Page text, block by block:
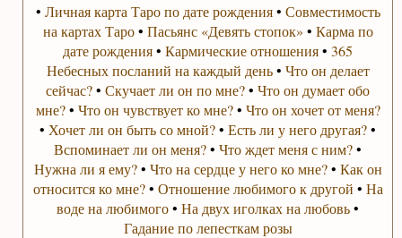
• Личная карта Таро по дате рождения• Совместимость
на картах Таро• Пасьянс «Девять стопок» • Карма по
дате рождения•Кармические отношения•365
Небесных посланий на каждый день• Что он делает
сейчас?•Скучает ли он по мне?•Что он думает обо
мне?• Что он чувствует ко мне?• Что он хочет от меня?
• Хочет ли он быть со мной?•Есть ли у него другая?•
Вспоминает ли он меня?•Что ждет меня с ним?•
Нужна ли я ему?• Что на сердце у него ко мне?• Как он
относится ко мне?• Отношение любимого к другой • На
воде на любимого•На двух иголках на любовь•
Гадание по лепесткам розы